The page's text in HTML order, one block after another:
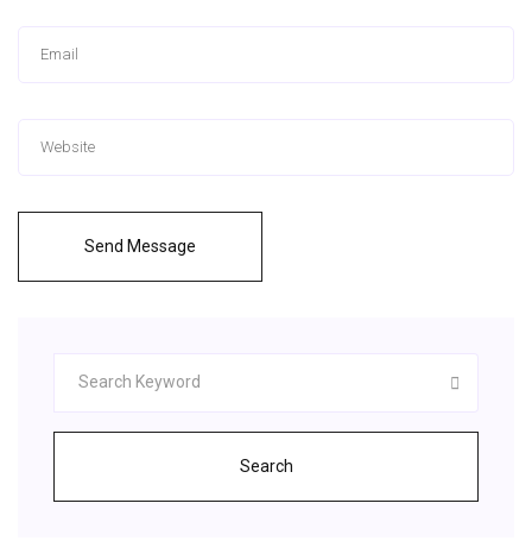
Send Message
Search